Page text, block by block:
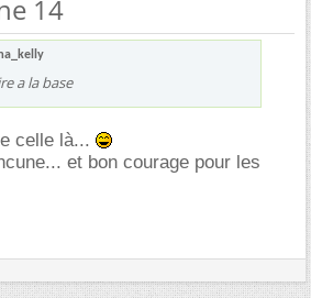
14
a la base
celle là...
et bon courage pour les